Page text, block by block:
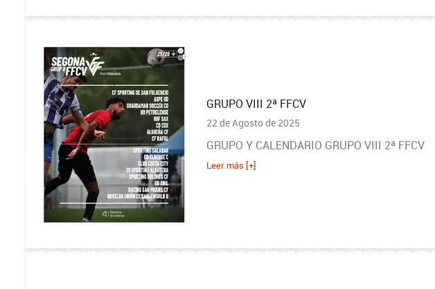
GRUPO VIII 2ª FFCV
22 de Agosto de 2025
GRUPO Y CALENDARIO GRUPO VIII 2ª FFCV
Leer más [+]